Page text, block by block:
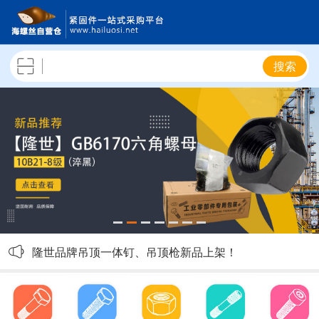
搜索
隆世4.8级六角螺栓陆续补货，敬请关注！
隆世品牌吊顶一体钉、吊顶枪新品上架！
隆世8级热镀锌GB6170六角螺母上架！